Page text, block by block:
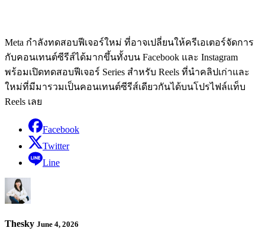
Meta กำลังทดสอบฟีเจอร์ใหม่ ที่อาจเปลี่ยนให้ครีเอเตอร์จัดการ
กับคอนเทนต์ซีรีส์ได้มากขึ้นทั้งบน Facebook และ Instagram
พร้อมเปิดทดสอบฟีเจอร์ Series สำหรับ Reels ที่นำคลิปเก่าและ
ใหม่ที่มีมารวมเป็นคอนเทนต์ซีรีส์เดียวกันได้บนโปรไฟล์แท็บ
Reels เลย
Facebook
Twitter
Line
Thesky June 4, 2026